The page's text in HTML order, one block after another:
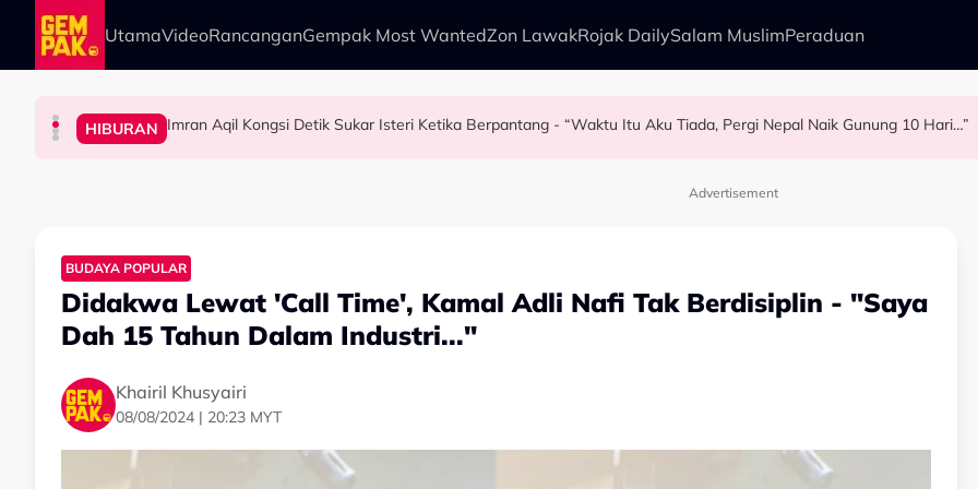
Skip to main content
UtamaVideoRancanganGempak Most WantedZon LawakRojak DailySalam MuslimPeraduan
HIBURAN Diserang Gara-Gara Netizen Salah Orang, Sherry Al Hadad Terkilan Fizikal Jadi Bahan Hinaan - “Saya Ambil Masa
HIBURAN Imran Aqil Kongsi Detik Sukar Isteri Ketika Berpantang - “Waktu Itu Aku Tiada, Pergi Nepal Naik Gunung 10 Hari…”
HIBURAN Khairul Aming Raih Jualan Lebih RM2 Juta Dalam Kurang Dua Minit
HIBURAN “Ada Yang Datang Menyapa, Teresak-Esak Menangis…” - Noraniza Idris
Advertisement
BUDAYA POPULAR
Didakwa Lewat 'Call Time', Kamal Adli Nafi Tak Berdisiplin - "Saya
Dah 15 Tahun Dalam Industri..."
Khairil Khusyairi
08/08/2024 | 20:23 MYT